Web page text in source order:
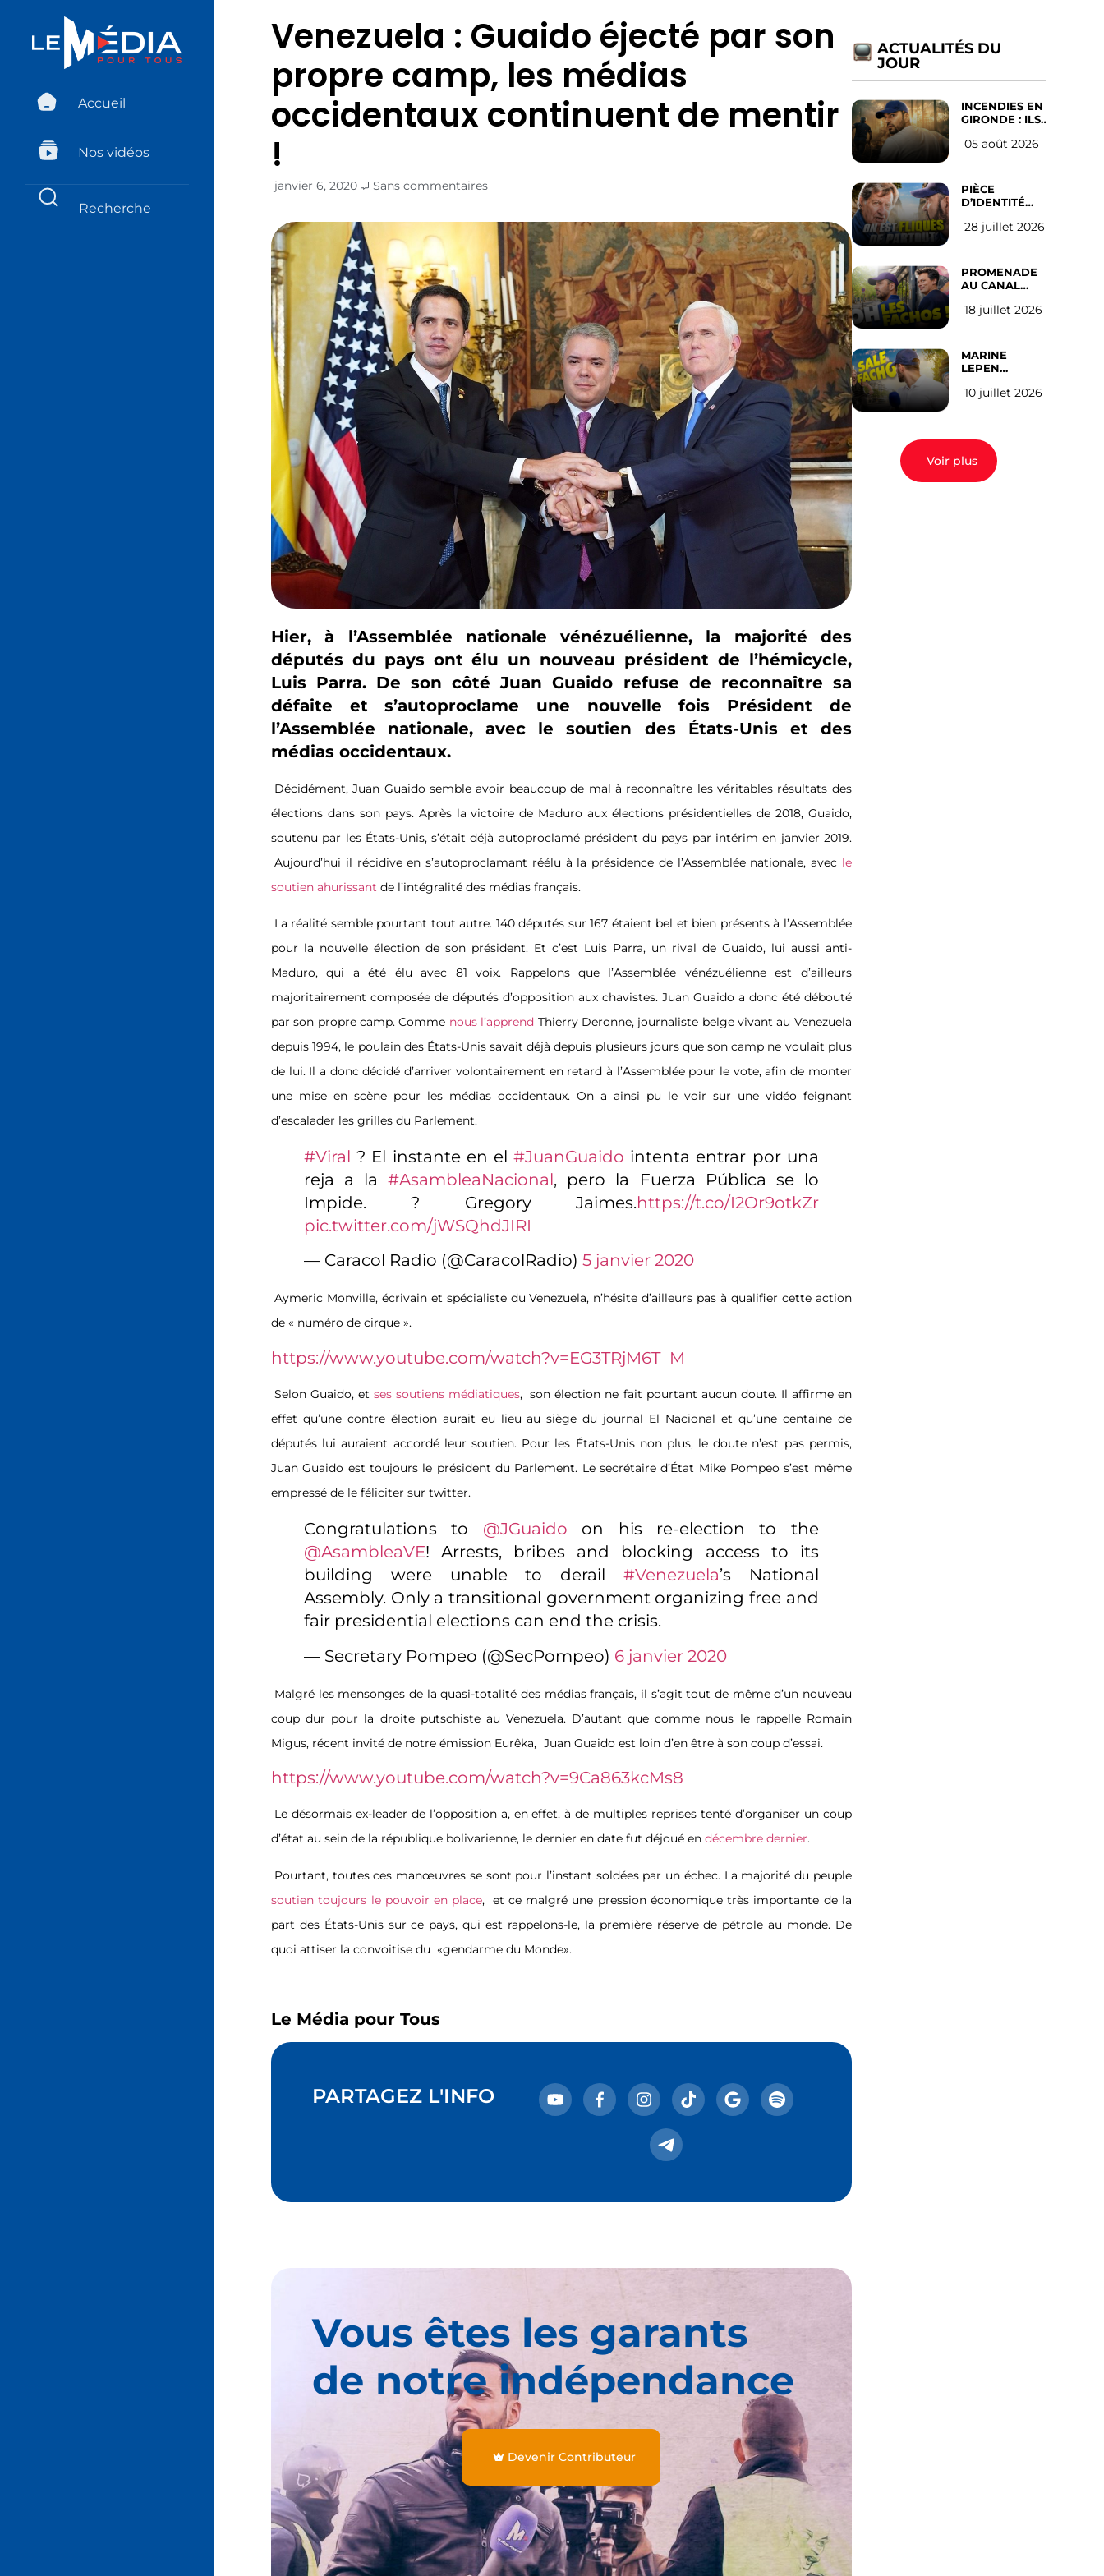
Accueil
Nos vidéos
Venezuela : Guaido éjecté par son
propre camp, les médias
occidentaux continuent de mentir
!
janvier 6, 2020 Sans commentaires
Hier, à l’Assemblée nationale vénézuélienne, la majorité des
députés du pays ont élu un nouveau président de l’hémicycle,
Luis Parra. De son côté Juan Guaido refuse de reconnaître sa
défaite et s’autoproclame une nouvelle fois Président de
l’Assemblée nationale, avec le soutien des États-Unis et des
médias occidentaux.
Décidément, Juan Guaido semble avoir beaucoup de mal à reconnaître les véritables résultats des
élections dans son pays. Après la victoire de Maduro aux élections présidentielles de 2018, Guaido,
soutenu par les États-Unis, s’était déjà autoproclamé président du pays par intérim en janvier 2019.
Aujourd’hui il récidive en s’autoproclamant réélu à la présidence de l’Assemblée nationale, avec le
soutien ahurissant de l’intégralité des médias français.
La réalité semble pourtant tout autre. 140 députés sur 167 étaient bel et bien présents à l’Assemblée
pour la nouvelle élection de son président. Et c’est Luis Parra, un rival de Guaido, lui aussi anti-
Maduro, qui a été élu avec 81 voix. Rappelons que l’Assemblée vénézuélienne est d’ailleurs
majoritairement composée de députés d’opposition aux chavistes. Juan Guaido a donc été débouté
par son propre camp. Comme nous l’apprend Thierry Deronne, journaliste belge vivant au Venezuela
depuis 1994, le poulain des États-Unis savait déjà depuis plusieurs jours que son camp ne voulait plus
de lui. Il a donc décidé d’arriver volontairement en retard à l’Assemblée pour le vote, afin de monter
une mise en scène pour les médias occidentaux. On a ainsi pu le voir sur une vidéo feignant
d’escalader les grilles du Parlement.
#Viral ? El instante en el#JuanGuaido intenta entrar por una
reja a la#AsambleaNacional, pero la Fuerza Pública se lo
Impide. ? Gregory Jaimes.https://t.co/I2Or9otkZr
pic.twitter.com/jWSQhdJIRI
— Caracol Radio (@CaracolRadio) 5 janvier 2020
Aymeric Monville, écrivain et spécialiste du Venezuela, n’hésite d’ailleurs pas à qualifier cette action
de « numéro de cirque ».
https://www.youtube.com/watch?v=EG3TRjM6T_M
Selon Guaido, etses soutiens médiatiques, son élection ne fait pourtant aucun doute. Il affirme en
effet qu’une contre élection aurait eu lieu au siège du journal El Nacional et qu’une centaine de
députés lui auraient accordé leur soutien. Pour les États-Unis non plus, le doute n’est pas permis,
Juan Guaido est toujours le président du Parlement. Le secrétaire d’État Mike Pompeo s’est même
empressé de le féliciter sur twitter.
Congratulations to @JGuaido on his re-election to the
@AsambleaVE! Arrests, bribes and blocking access to its
building were unable to derail#Venezuela’s National
Assembly. Only a transitional government organizing free and
fair presidential elections can end the crisis.
— Secretary Pompeo (@SecPompeo) 6 janvier 2020
Malgré les mensonges de la quasi-totalité des médias français, il s’agit tout de même d’un nouveau
coup dur pour la droite putschiste au Venezuela. D’autant que comme nous le rappelle Romain
Migus, récent invité de notre émission Eurêka, Juan Guaido est loin d’en être à son coup d’essai.
https://www.youtube.com/watch?v=9Ca863kcMs8
Le désormais ex-leader de l’opposition a, en effet, à de multiples reprises tenté d’organiser un coup
d’état au sein de la république bolivarienne, le dernier en date fut déjoué en décembre dernier.
Pourtant, toutes ces manœuvres se sont pour l’instant soldées par un échec. La majorité du peuple
soutien toujours le pouvoir en place, et ce malgré une pression économique très importante de la
part des États-Unis sur ce pays, qui est rappelons-le, la première réserve de pétrole au monde. De
quoi attiser la convoitise du «gendarme du Monde».
Le Média pour Tous
PARTAGEZ L'INFO
Vous êtes les garants
de notre indépendance
Devenir Contributeur
ACTUALITÉS DU
JOUR
INCENDIES EN
GIRONDE : ILS
D’ABANDONNER
05 août 2026
PIÈCE
D’IDENTITÉ
SUR LES
l’avis des
Français
28 juillet 2026
PROMENADE
AU CANAL
(les gauchistes
18 juillet 2026
MARINE
LEPEN
EN 2027 : l’avis
10 juillet 2026
Voir plus